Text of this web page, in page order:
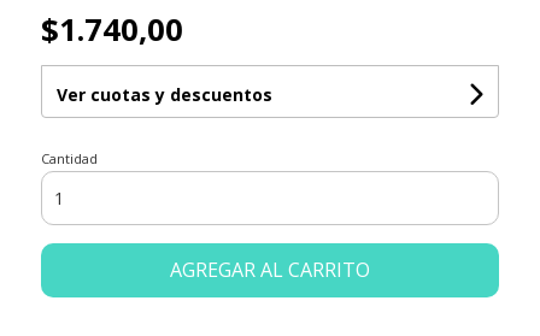
$1.740,00
Ver cuotas y descuentos
Cantidad
AGREGAR AL CARRITO